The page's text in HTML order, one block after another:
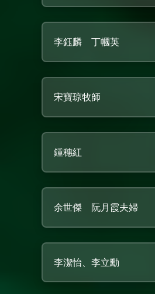
李鈺麟 丁幗英
宋寶琼牧師
鍾穗紅
余世傑 阮月霞夫婦
李潔怡、李立勳